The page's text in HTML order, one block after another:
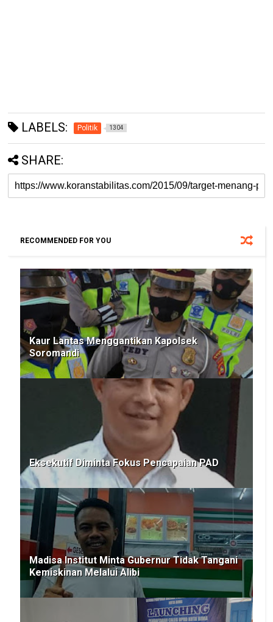
LABELS: Politik 1304
SHARE:
RECOMMENDED FOR YOU
Kaur Lantas Menggantikan Kapolsek
Soromandi
Eksekutif Diminta Fokus Pencapaian PAD
Madisa Institut Minta Gubernur Tidak Tangani
Kemiskinan Melalui Alibi